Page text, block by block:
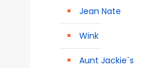
Jean Nate
Wink
Aunt Jackie´s